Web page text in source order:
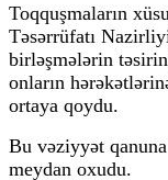
Toqquşmaların
Təsərrüfatı
birləşmələrin
onların
ortaya qoydu.
Bu vəziyyət
meydan oxudu.